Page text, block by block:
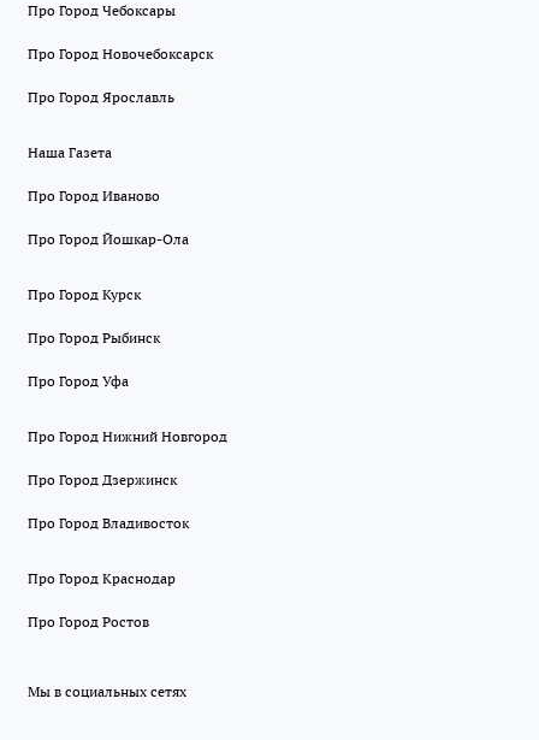
Про Город Чебоксары
Про Город Новочебоксарск
Про Город Ярославль
Наша Газета
Про Город Иваново
Про Город Йошкар-Ола
Про Город Курск
Про Город Рыбинск
Про Город Уфа
Про Город Нижний Новгород
Про Город Дзержинск
Про Город Владивосток
Про Город Краснодар
Про Город Ростов
Мы в социальных сетях